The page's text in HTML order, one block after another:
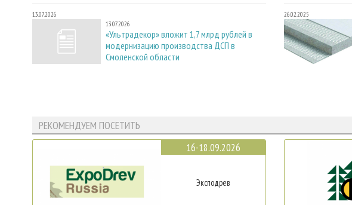
13.07.2026
13.07.2026
«Ультрадекор» вложит 1,7 млрд рублей в
модернизацию производства ДСП в
Смоленской области
26.02.2025
РЕКОМЕНДУЕМ ПОСЕТИТЬ
16-18.09.2026
Эксподрев